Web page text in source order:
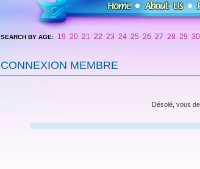
SEARCH BY AGE: 19 20 21 22 23 24 25 26 27 28 29 30
CONNEXION MEMBRE
Désolé, vous